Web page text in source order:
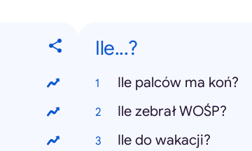
Ile...?
Ile palców ma koń?
Ile zebrał WOŚP?
Ile do wakacji?